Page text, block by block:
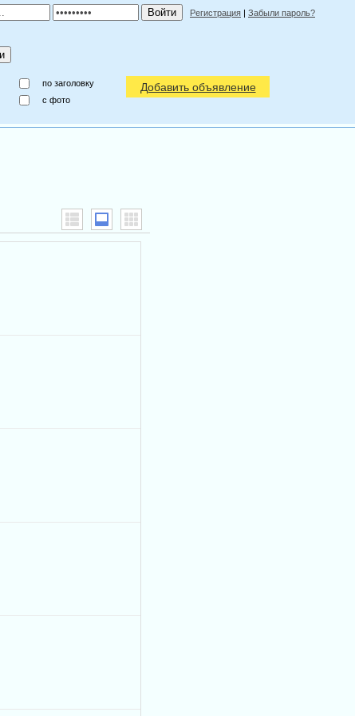
Регистрация | Забыли пароль?
по заголовку
c фото
Добавить объявление